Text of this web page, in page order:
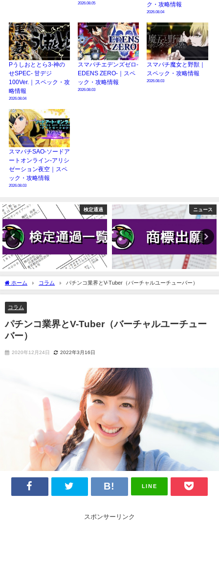
2026.08.05
ク・攻略情報
2026.08.04
Pうしおととら3-神の
せSPEC- 甘デジ
100Ver.｜スペック・攻
略情報
2026.08.04
スマパチエデンズゼロ-
EDENS ZERO-｜スペ
ック・攻略情報
2026.08.03
スマパチ魔女と野獣｜
スペック・攻略情報
2026.08.03
スマパチSAO-ソードア
ートオンライン-アリシ
ゼーション夜空｜スペ
ック・攻略情報
2026.08.03
検定通過 ニュース
ホーム コラム パチンコ業界とV-Tuber（バーチャルユーチューバー）
コラム
パチンコ業界とV-Tuber（バーチャルユーチュー
バー）
2020年12月24日 2022年3月16日
LINE
スポンサーリンク